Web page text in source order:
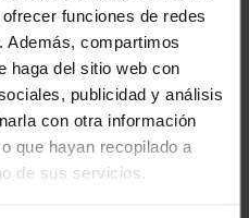
funciones de redes
Además, compartimos
haga del sitio web con
publicidad y análisis
con otra información
que hayan recopilado a
de sus servicios.